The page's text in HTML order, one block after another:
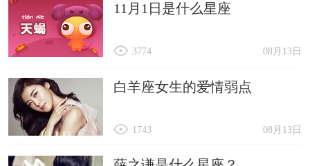
11月1日是什么星座
08月13日
3774
白羊座女生的爱情弱点
08月13日
1743